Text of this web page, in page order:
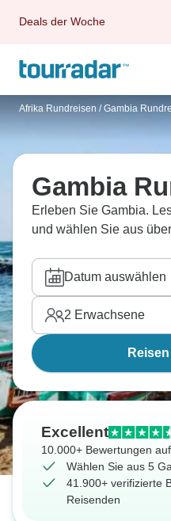
Deals der Woche
Afrika Rundreisen / Gambia
Gambia
Erleben Sie Gambia.
und wählen Sie aus
Datum auswählen
2 Erwachsene
Excellent
10.000+ Bewertungen auf
Wählen Sie aus 5
41.900+ verifizierte
Reisenden